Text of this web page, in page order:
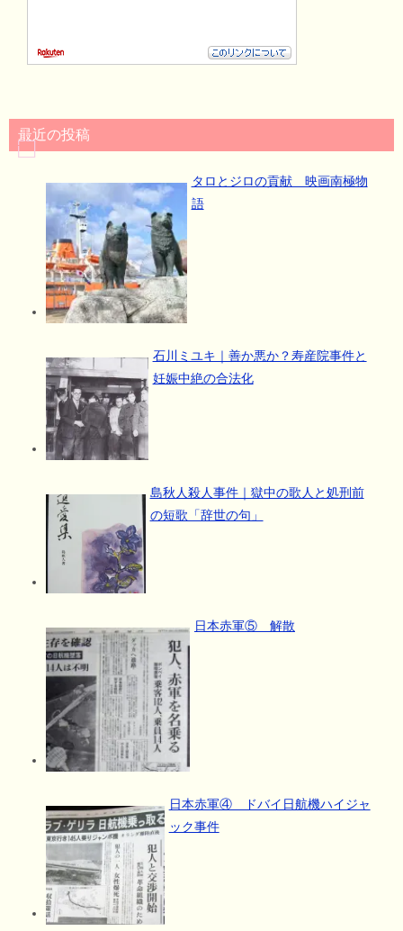
最近の投稿
タロとジロの貢献 映画南極物
語
石川ミユキ｜善か悪か？寿産院事件と
妊娠中絶の合法化
島秋人殺人事件｜獄中の歌人と処刑前
の短歌「辞世の句」
日本赤軍⑤ 解散
日本赤軍④ ドバイ日航機ハイジャ
ック事件